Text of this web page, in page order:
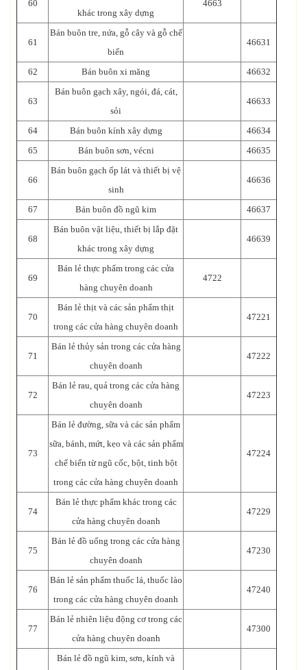
60
khác trong xây dựng
4663
61
Bán buôn tre, nứa, gỗ cây và gỗ chế
biến
46631
62 Bán buôn xi măng 46632
63
Bán buôn gạch xây, ngói, đá, cát,
sỏi
46633
64 Bán buôn kính xây dựng
46634
65
Bán buôn sơn, vécni 46635
66
Bán buôn gạch ốp lát và thiết bị vệ
sinh
46636
67 Bán buôn đồ ngũ kim 46637
68
Bán buôn vật liệu, thiết bị lắp đặt
khác trong xây dựng
46639
69
Bán lẻ thực phẩm trong các cửa
hàng chuyên doanh
4722
70
Bán lẻ thịt và các sản phẩm thịt
trong các cửa hàng chuyên doanh
47221
71
Bán lẻ thủy sản trong các cửa hàng
chuyên doanh
47222
72
Bán lẻ rau, quả trong các cửa hàng
chuyên doanh
47223
73
Bán lẻ đường, sữa và các sản phẩm
sữa, bánh, mứt, kẹo và các sản phẩm
chế biến từ ngũ cốc, bột, tinh bột
trong các cửa hàng chuyên doanh
47224
74
Bán lẻ thực phẩm khác trong các
cửa hàng chuyên doanh
47229
75
Bán lẻ đồ uống trong các cửa hàng
chuyên doanh
47230
76
Bán lẻ sản phẩm thuốc lá, thuốc lào
trong các cửa hàng chuyên doanh
47240
77
Bán lẻ nhiên liệu động cơ trong các
cửa hàng chuyên doanh
47300
Bán lẻ đồ ngũ kim, sơn, kính và